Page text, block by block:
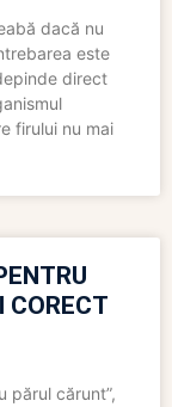
dacă nu
este
direct
firului nu mai
CORECT
părul cărunt”,